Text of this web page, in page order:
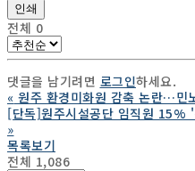
인쇄
전체 0
댓글을 남기려면 로그인하세요.
« 원주 환경미화원 감축 논란…민
[단독]원주시설공단 임직원
»
목록보기
전체 1,086